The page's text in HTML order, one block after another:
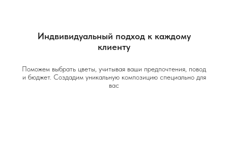
Индвивидуальный подход к каждому
клиенту
Поможем выбрать цветы, учитывая ваши предпочтения, повод
и бюджет. Создадим уникальную композицию специально для
вас